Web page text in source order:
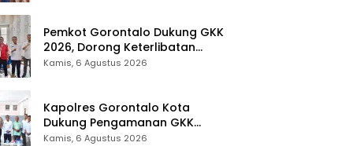
Pemkot Gorontalo Dukung GKK
2026, Dorong Keterlibatan
UMKM dan Ekraf Lokal
Kamis, 6 Agustus 2026
Kapolres Gorontalo Kota
Dukung Pengamanan GKK
2026, Disparekrafpora Perkuat
Kamis, 6 Agustus 2026